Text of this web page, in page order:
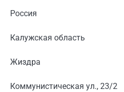
Россия
Калужская область
Жиздра
Коммунистическая ул., 23/2